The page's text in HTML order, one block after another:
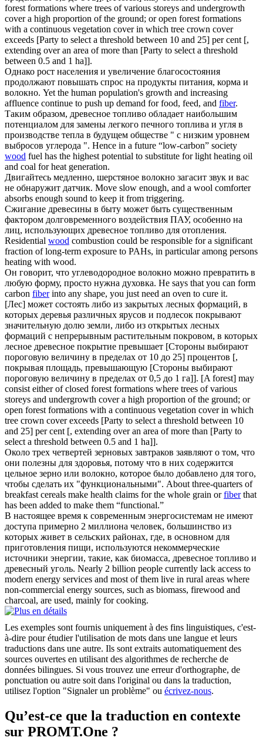
forest formations where trees of various storeys and undergrowth
cover a high proportion of the ground; or open forest formations
with a continuous vegetation cover in which tree crown cover
exceeds [Party to select a threshold between 10 and 25] per cent [,
extending over an area of more than [Party to select a threshold
between 0.5 and 1 ha]].
Однако рост населения и увеличение благосостояния
продолжают повышать спрос на продукты питания, корма и
волокно. Yet the human population's growth and increasing
affluence continue to push up demand for food, feed, and fiber.
Таким образом, древесное топливо обладает наибольшим
потенциалом для замены легкого печного топлива и угля в
производстве тепла в будущем обществе " с низким уровнем
выбросов углерода ". Hence in a future “low-carbon” society
wood fuel has the highest potential to substitute for light heating oil
and coal for heat generation.
Двигайтесь медленно, шерстяное волокно загасит звук и вас
не обнаружит датчик. Move slow enough, and a wool comforter
absorbs enough sound to keep it from triggering.
Сжигание древесины в быту может быть существенным
фактором долговременного воздействия ПАУ, особенно на
лиц, использующих древесное топливо для отопления.
Residential wood combustion could be responsible for a significant
fraction of long-term exposure to PAHs, in particular among persons
heating with wood.
Он говорит, что углеводородное волокно можно превратить в
любую форму, просто нужна духовка. He says that you can form
carbon fiberinto any shape, you just need an oven to cure it.
[Лес] может состоять либо из закрытых лесных формаций, в
которых деревья различных ярусов и подлесок покрывают
значительную долю земли, либо из открытых лесных
формаций с непрерывным растительным покровом, в которых
лесное древесное покрытие превышает [Стороны выбирают
пороговую величину в пределах от 10 до 25] процентов [,
покрывая площадь, превышающую [Стороны выбирают
пороговую величину в пределах от 0,5 до 1 га]]. [A forest] may
consist either of closed forest formations where trees of various
storeys and undergrowth cover a high proportion of the ground; or
open forest formations with a continuous vegetation cover in which
tree crown cover exceeds [Party to select a threshold between 10
and 25] per cent [, extending over an area of more than [Party to
select a threshold between 0.5 and 1 ha]].
Около трех четвертей зерновых завтраков заявляют о том, что
они полезны для здоровья, потому что в них содержится
цельное зерно или волокно, которое было добавлено для того,
чтобы сделать их "функциональными". About three-quarters of
breakfast cereals make health claims for the whole grain orfiberthat
has been added to make them “functional.”
В настоящее время к современным энергосистемам не имеют
доступа примерно 2 миллиона человек, большинство из
которых живет в сельских районах, где, в основном для
приготовления пищи, используются некоммерческие
источники энергии, такие, как биомасса, древесное топливо и
древесный уголь. Nearly 2 billion people currently lack access to
modern energy services and most of them live in rural areas where
non-commercial energy sources, such as biomass, firewood and
charcoal, are used, mainly for cooking.
Les exemples sont fournis uniquement à des fins linguistiques, c'est-
à-dire pour étudier l'utilisation de mots dans une langue et leurs
traductions dans une autre. Ils sont extraits automatiquement des
sources ouvertes en utilisant des algorithmes de recherche de
données bilingues. Si vous trouvez une erreur d'orthographe, de
ponctuation ou autre soit dans l'original ou dans la traduction,
utilisez l'option "Signaler un problème" ou écrivez-nous.
Qu’est-ce que la traduction en contexte
sur PROMT.One ?